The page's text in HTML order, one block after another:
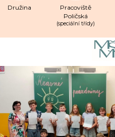
Družina
Pracoviště
Poličská
(speciální třídy)